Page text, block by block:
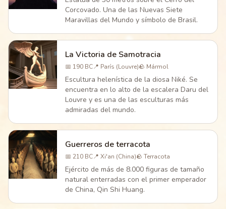
Corcovado. Una de las Nuevas Siete
Maravillas del Mundo y símbolo de Brasil.
La Victoria de Samotracia
📅 190 BC📍 París (Louvre)🪨 Mármol
Escultura helenística de la diosa Niké. Se
encuentra en lo alto de la escalera Daru del
Louvre y es una de las esculturas más
admiradas del mundo.
Guerreros de terracota
📅 210 BC📍 Xi'an (China)🪨 Terracota
Ejército de más de 8.000 figuras de tamaño
natural enterradas con el primer emperador
de China, Qin Shi Huang.